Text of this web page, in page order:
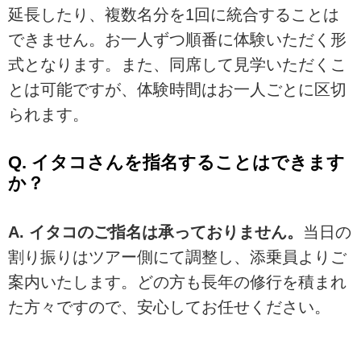
延長したり、複数名分を1回に統合することは
できません。お一人ずつ順番に体験いただく形
式となります。また、同席して見学いただくこ
とは可能ですが、体験時間はお一人ごとに区切
られます。
Q. イタコさんを指名することはできます
か？
A. イタコのご指名は承っておりません。 当日の
割り振りはツアー側にて調整し、添乗員よりご
案内いたします。どの方も長年の修行を積まれ
た方々ですので、安心してお任せください。